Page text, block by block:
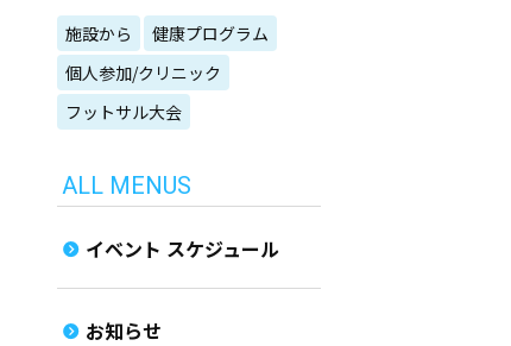
施設から
健康プログラム
個人参加/クリニック
フットサル大会
ALL MENUS
イベント スケジュール
お知らせ